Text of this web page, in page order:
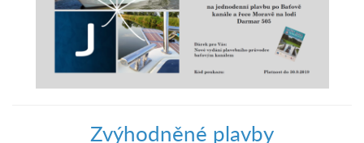
Zvýhodněné plavby